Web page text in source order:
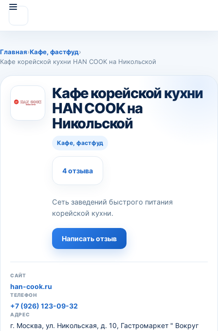
Главная›Кафе, фастфуд›
Кафе корейской кухни HAN COOK на Никольской
Кафе корейской кухни
HAN COOK на
Никольской
Кафе, фастфуд
4 отзыва
Сеть заведений быстрого питания
корейской кухни.
Написать отзыв
САЙТ
han-cook.ru
ТЕЛЕФОН
+7 (926) 123-09-32
АДРЕС
г. Москва, ул. Никольская, д. 10, Гастромаркет " Вокруг